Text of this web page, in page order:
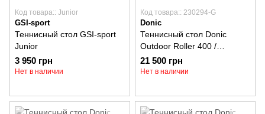
Код товара:: Junior
GSI-sport
Теннисный стол GSI-sport
Junior
3 950 грн
Нет в наличии
Код товара:: 230294-G
Donic
Теннисный стол Donic
Outdoor Roller 400 /
зеленый 230294-G
21 500 грн
Нет в наличии